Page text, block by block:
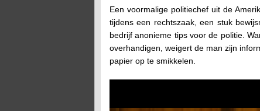
Een voormalige politiechef uit de
tijdens een rechtszaak, een stuk
bedrijf anonieme tips voor de politie.
overhandigen, weigert de man zijn
papier op te smikkelen.